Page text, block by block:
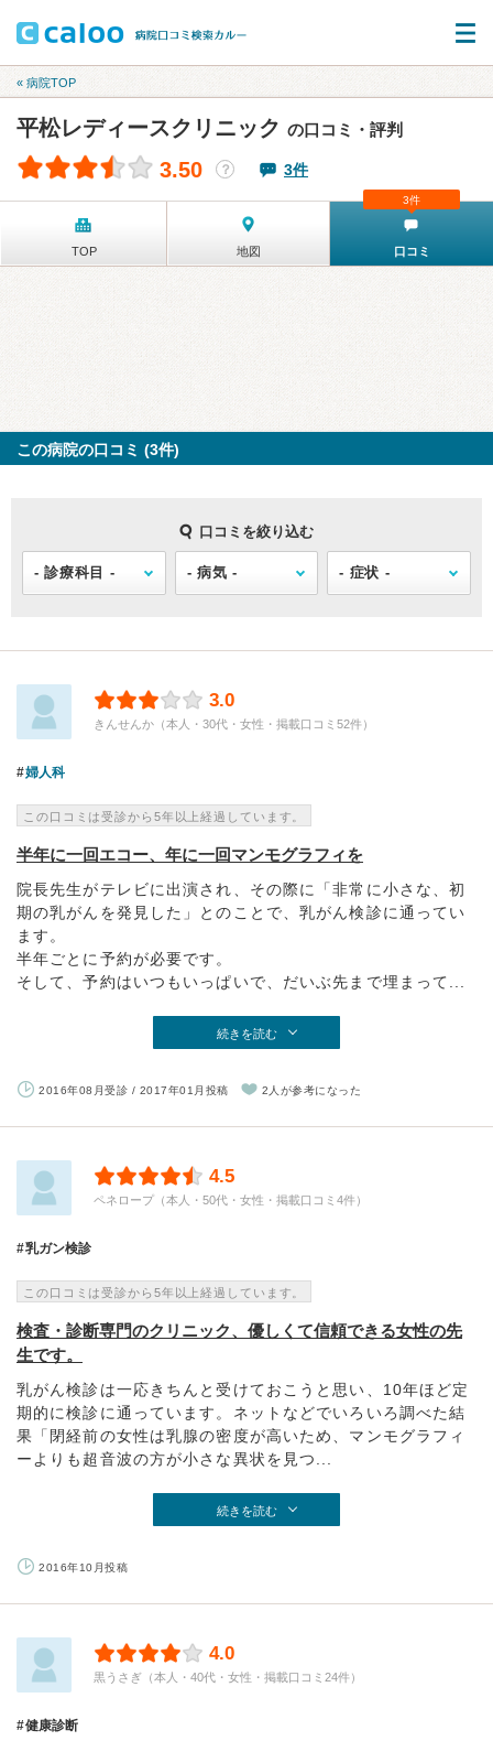
« 病院TOP
平松レディースクリニック の口コミ・評判
3.50 ？ 3件
TOP 地図 口コミ
3件
この病院の口コミ (3件)
口コミを絞り込む
3.0
きんせんか（本人・30代・女性・掲載口コミ52件）
婦人科
この口コミは受診から5年以上経過しています。
半年に一回エコー、年に一回マンモグラフィを
院長先生がテレビに出演され、その際に「非常に小さな、初
期の乳がんを発見した」とのことで、乳がん検診に通ってい
ます。
半年ごとに予約が必要です。
そして、予約はいつもいっぱいで、だいぶ先まで埋まって...
続きを読む
2016年08月受診 / 2017年01月投稿 2人が参考になった
4.5
ペネロープ（本人・50代・女性・掲載口コミ4件）
乳ガン検診
この口コミは受診から5年以上経過しています。
検査・診断専門のクリニック、優しくて信頼できる女性の先
生です。
乳がん検診は一応きちんと受けておこうと思い、10年ほど定
期的に検診に通っています。ネットなどでいろいろ調べた結
果「閉経前の女性は乳腺の密度が高いため、マンモグラフィ
ーよりも超音波の方が小さな異状を見つ...
続きを読む
2016年10月投稿
4.0
黒うさぎ（本人・40代・女性・掲載口コミ24件）
健康診断